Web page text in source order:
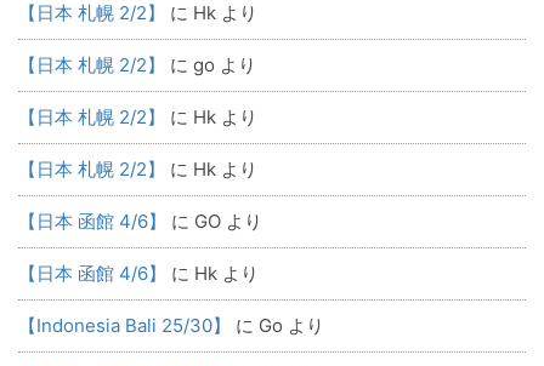
【日本 札幌 2/2】 に Hk より
【日本 札幌 2/2】 に go より
【日本 札幌 2/2】 に Hk より
【日本 札幌 2/2】 に Hk より
【日本 函館 4/6】 に GO より
【日本 函館 4/6】 に Hk より
【Indonesia Bali 25/30】 に Go より